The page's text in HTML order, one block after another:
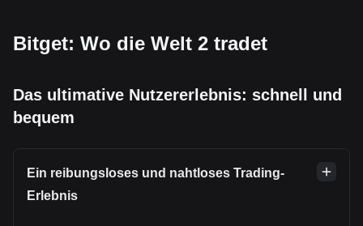
Bitget: Wo die Welt 2 tradet
Das ultimative Nutzererlebnis: schnell und
bequem
Ein reibungsloses und nahtloses Trading-
Erlebnis